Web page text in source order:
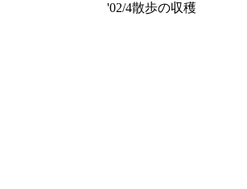
'02/4散歩の収穫